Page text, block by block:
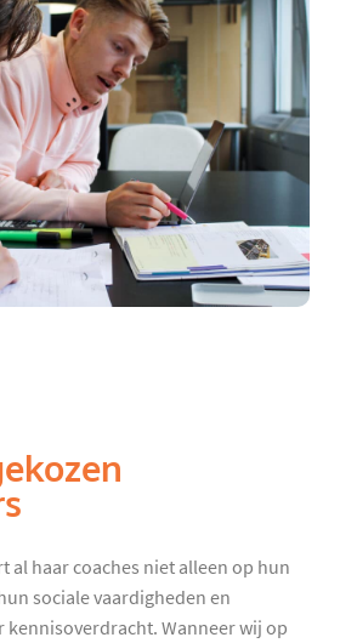
al haar coaches niet alleen op hun
sociale vaardigheden en
Wanneer wij op